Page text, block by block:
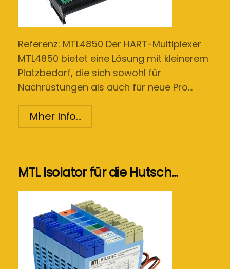
Referenz: MTL4850 Der HART-Multiplexer
MTL4850 bietet eine Lösung mit kleinerem
Platzbedarf, die sich sowohl für
Nachrüstungen als auch für neue Pro…
Mher Info...
MTL Isolator für die Hutsch…